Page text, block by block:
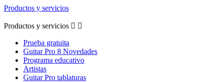
Productos y servicios
Productos y servicios  
Prueba gratuita
Guitar Pro 8 Novedades
Programa educativo
Artistas
Guitar Pro tablaturas